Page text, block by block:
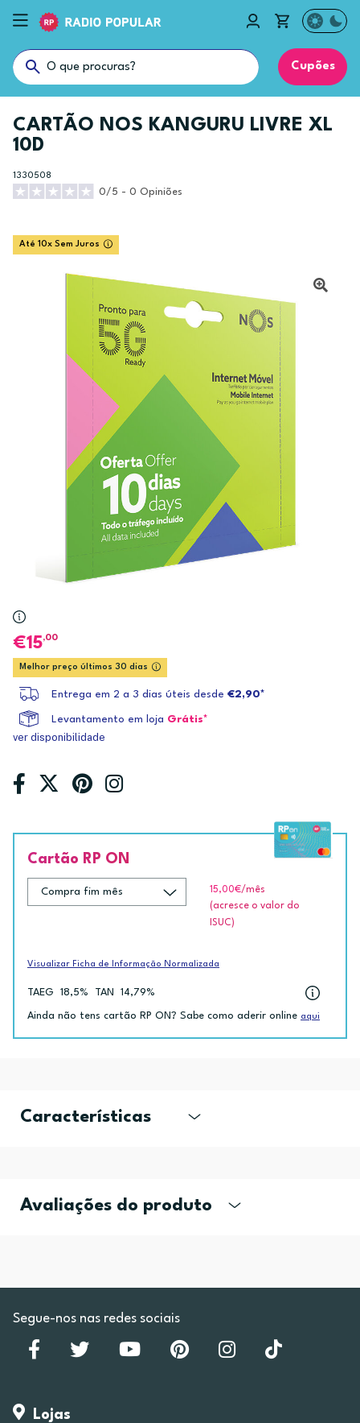
Cupões
CARTÃO NOS KANGURU LIVRE XL
10D
1330508
0/5 - 0 Opiniões
Até 10x Sem Juros
15,00
Melhor preço últimos 30 dias
Entrega em 2 a 3 dias úteis desde €2,90*
Levantamento em loja Grátis*
ver disponibilidade
Cartão RP ON
15,00€/mês
(acresce o valor do
ISUC)
Visualizar Ficha de Informação Normalizada
TAEG 18,5% TAN 14,79%
Ainda não tens cartão RP ON? Sabe como aderir online aqui
Características
Avaliações do produto
Segue-nos nas redes sociais
Lojas